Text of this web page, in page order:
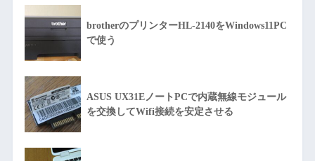
brotherのプリンターHL-2140をWindows11PC
で使う
ASUS UX31EノートPCで内蔵無線モジュール
を交換してWifi接続を安定させる